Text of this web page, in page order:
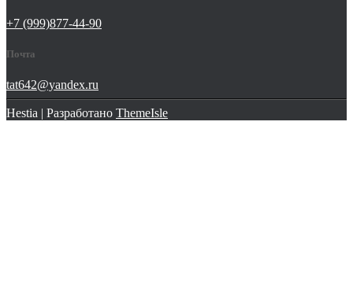
+7 (999)877-44-90
Почта
tat642@yandex.ru
Hestia | Разработано ThemeIsle